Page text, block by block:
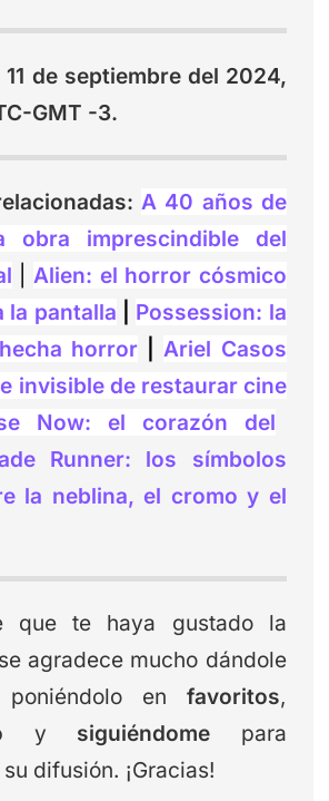
de septiembre del 2024,
GMT -3.
A 40 años de
obra imprescindible del
Alien: el horror cósmico
la pantalla
Possession: la
horror|Ariel Casos
invisible de restaurar cine
Now: el corazón del
Runner: los símbolos
la neblina, el cromo y el
que te haya gustado la
agradece mucho dándole
en favoritos,
y siguiéndome para
difusión. ¡Gracias!